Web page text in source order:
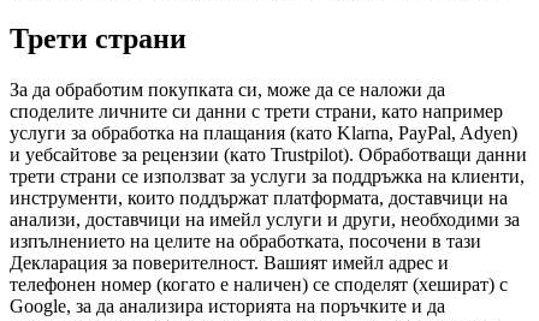
Трети страни
За да обработим покупката си, може да се наложи да
споделите личните си данни с трети страни, като например
услуги за обработка на плащания (като Klarna, PayPal, Adyen)
и уебсайтове за рецензии (като Trustpilot). Обработващи данни
трети страни се използват за услуги за поддръжка на клиенти,
инструменти, които поддържат платформата, доставчици на
анализи, доставчици на имейл услуги и други, необходими за
изпълнението на целите на обработката, посочени в тази
Декларация за поверителност. Вашият имейл адрес и
телефонен номер (когато е наличен) се споделят (хешират) с
Google, за да анализира историята на поръчките и да